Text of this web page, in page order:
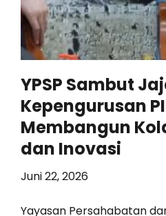
YPSP Sambut
Kepengurusan
Membangun
dan Inovasi
Juni 22, 2026
Yayasan Persahabatan